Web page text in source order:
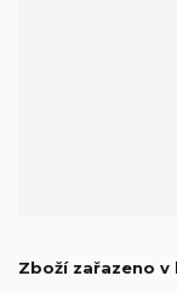
Zboží zařazeno